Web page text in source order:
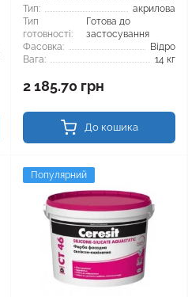
Тип:
акрилова
Тип
готовності:
Готова до
застосування
Фасовка:
Відро
Вага:
14 кг
2 185.70 грн
До кошика
Популярний